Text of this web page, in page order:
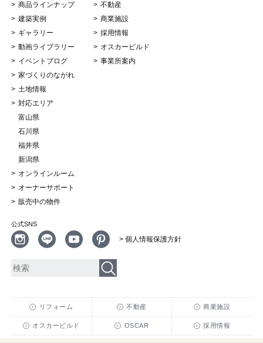
商品ラインナップ
建築実例
ギャラリー
動画ライブラリー
イベントブログ
家づくりのながれ
土地情報
対応エリア
富山県
石川県
福井県
新潟県
オンラインルーム
オーナーサポート
販売中の物件
不動産
商業施設
採用情報
オスカービルド
事業所案内
公式SNS
> 個人情報保護方針
リフォーム 不動産 商業施設
オスカービルド OSCAR 採用情報